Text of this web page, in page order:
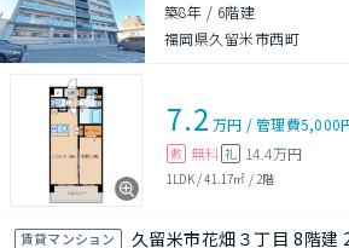
築8年 / 6階建
福岡県久留米市西町
7.2 万円 /管理費5,000
敷 無料 礼 14.4万円
1LDK/41.17㎡ / 2階
賃貸マンション 久留米市花畑３丁目 8階建